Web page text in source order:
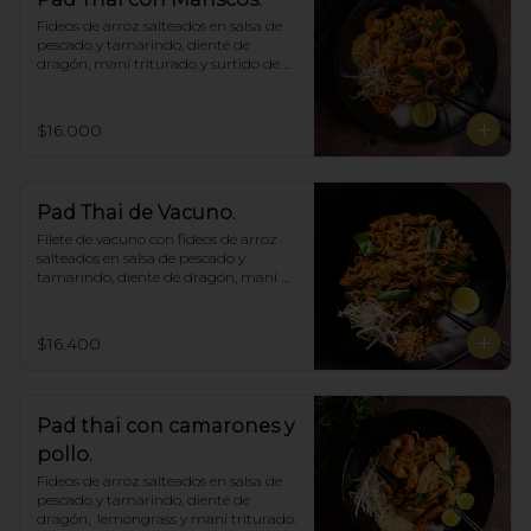
Fideos de arroz salteados en salsa de
pescado y tamarindo, diente de
dragón, maní triturado y surtido de
$16.000
Pad Thai de Vacuno.
Filete de vacuno con fideos de arroz
salteados en salsa de pescado y
tamarindo, diente de dragón, maní
$16.400
Pad thai con camarones y
pollo.
Fideos de arroz salteados en salsa de
pescado y tamarindo, diente de
dragón,  lemongrass y maní triturado.